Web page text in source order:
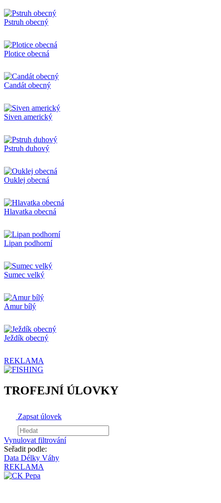
Pstruh obecný
Plotice obecná
Candát obecný
Siven americký
Pstruh duhový
Ouklej obecná
Hlavatka obecná
Lipan podhorní
Sumec velký
Amur bílý
Ježdík obecný
REKLAMA
TROFEJNÍ ÚLOVKY
Zapsat úlovek
Vynulovat filtrování
Seřadit podle:
Data Délky Váhy
REKLAMA